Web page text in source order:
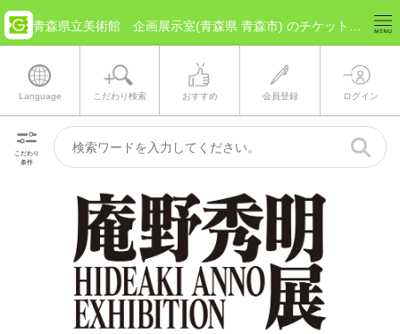
Language こだわり検索 おすすめ 会員登録 ログイン
こだわり
条件